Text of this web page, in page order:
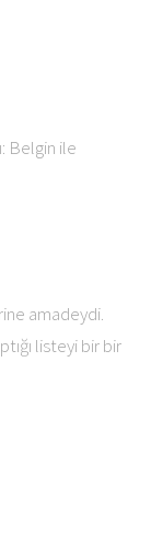
Belgin ile
amadeydi.
listeyi bir bir